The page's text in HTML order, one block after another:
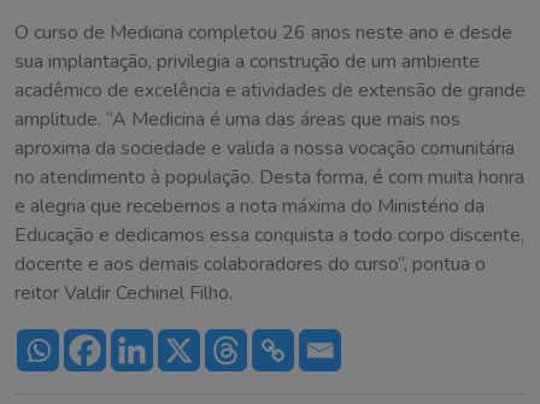
O curso de Medicina completou 26 anos neste ano e desde
sua implantação, privilegia a construção de um ambiente
acadêmico de excelência e atividades de extensão de grande
amplitude. “A Medicina é uma das áreas que mais nos
aproxima da sociedade e valida a nossa vocação comunitária
no atendimento à população. Desta forma, é com muita honra
e alegria que recebemos a nota máxima do Ministério da
Educação e dedicamos essa conquista a todo corpo discente,
docente e aos demais colaboradores do curso”, pontua o
reitor Valdir Cechinel Filho.